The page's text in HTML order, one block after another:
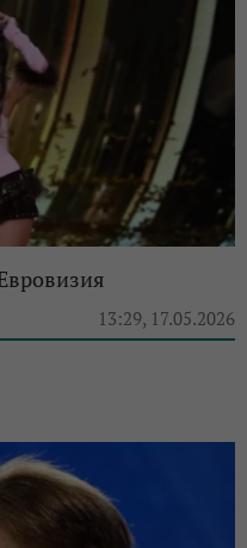
13:29, 17.05.2026